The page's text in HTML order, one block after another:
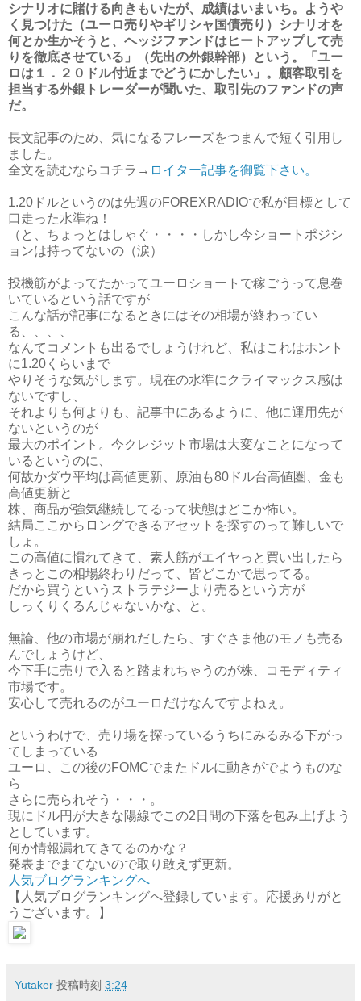
シナリオに賭ける向きもいたが、成績はいまいち。ようや
く見つけた（ユーロ売りやギリシャ国債売り）シナリオを
何とか生かそうと、ヘッジファンドはヒートアップして売
りを徹底させている」（先出の外銀幹部）という。「ユー
ロは１．２０ドル付近までどうにかしたい」。顧客取引を
担当する外銀トレーダーが聞いた、取引先のファンドの声
だ。
長文記事のため、気になるフレーズをつまんで短く引用し
ました。
全文を読むならコチラ→ ロイター記事を御覧下さい。
1.20ドルというのは先週のFOREXRADIOで私が目標として
口走った水準ね！
（と、ちょっとはしゃぐ・・・・しかし今ショートポジシ
ョンは持ってないの（涙）
投機筋がよってたかってユーロショートで稼ごうって息巻
いているという話ですが
こんな話が記事になるときにはその相場が終わってい
る、、、、
なんてコメントも出るでしょうけれど、私はこれはホント
に1.20くらいまで
やりそうな気がします。現在の水準にクライマックス感は
ないですし、
それよりも何よりも、記事中にあるように、他に運用先が
ないというのが
最大のポイント。今クレジット市場は大変なことになって
いるというのに、
何故かダウ平均は高値更新、原油も80ドル台高値圏、金も
高値更新と
株、商品が強気継続してるって状態はどこか怖い。
結局ここからロングできるアセットを探すのって難しいで
しょ。
この高値に慣れてきて、素人筋がエイヤっと買い出したら
きっとこの相場終わりだって、皆どこかで思ってる。
だから買うというストラテジーより売るという方が
しっくりくるんじゃないかな、と。
無論、他の市場が崩れだしたら、すぐさま他のモノも売る
んでしょうけど、
今下手に売りで入ると踏まれちゃうのが株、コモディティ
市場です。
安心して売れるのがユーロだけなんですよねぇ。
というわけで、売り場を探っているうちにみるみる下がっ
てしまっている
ユーロ、この後のFOMCでまたドルに動きがでようものな
ら
さらに売られそう・・・。
現にドル円が大きな陽線でこの2日間の下落を包み上げよう
としています。
何か情報漏れてきてるのかな？
発表までまてないので取り敢えず更新。
人気ブログランキングへ
【人気ブログランキングへ登録しています。応援ありがと
うございます。】
Yutaker 投稿時刻 3:24